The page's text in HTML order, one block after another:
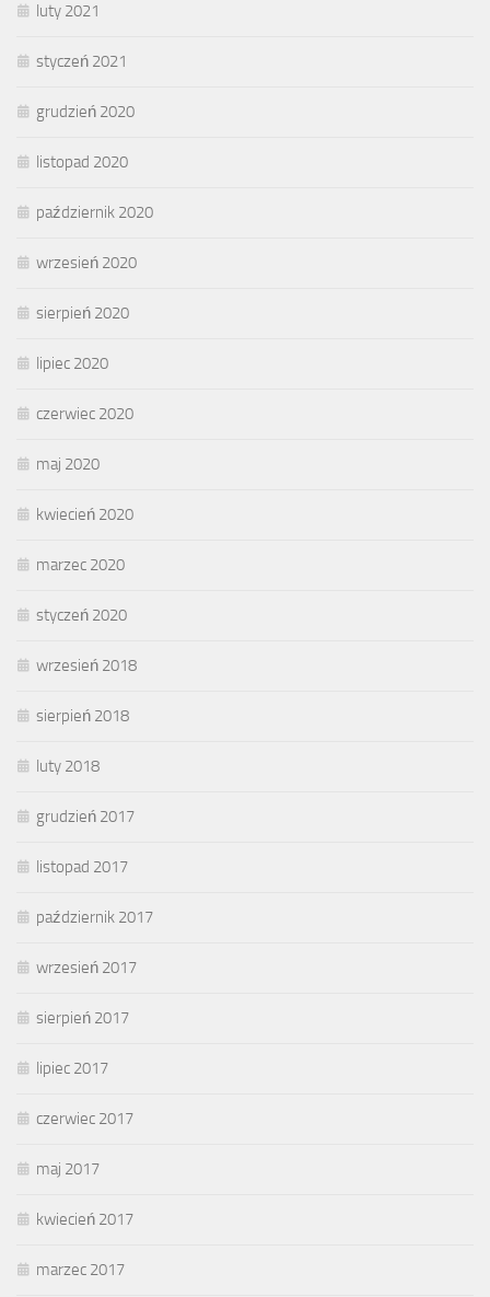
luty 2021
styczeń 2021
grudzień 2020
listopad 2020
październik 2020
wrzesień 2020
sierpień 2020
lipiec 2020
czerwiec 2020
maj 2020
kwiecień 2020
marzec 2020
styczeń 2020
wrzesień 2018
sierpień 2018
luty 2018
grudzień 2017
listopad 2017
październik 2017
wrzesień 2017
sierpień 2017
lipiec 2017
czerwiec 2017
maj 2017
kwiecień 2017
marzec 2017